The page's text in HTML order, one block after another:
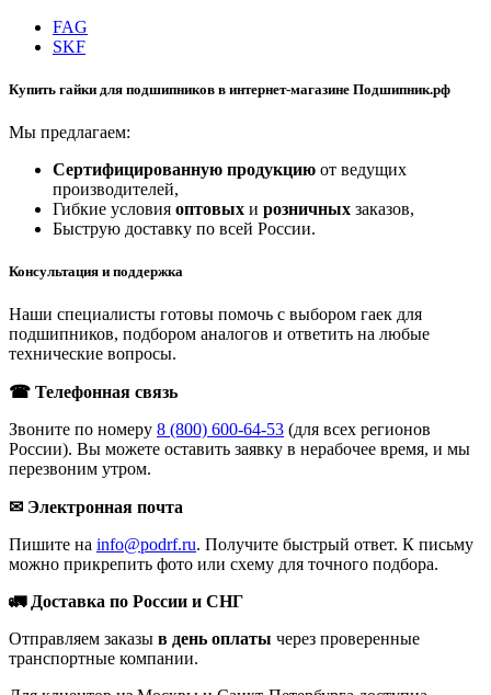
FAG
SKF
Купить гайки для подшипников в интернет-магазине Подшипник.рф
Мы предлагаем:
Сертифицированную продукцию от ведущих
производителей,
Гибкие условия оптовых и розничных заказов,
Быструю доставку по всей России.
Консультация и поддержка
Наши специалисты готовы помочь с выбором гаек для
подшипников, подбором аналогов и ответить на любые
технические вопросы.
☎ Телефонная связь
Звоните по номеру 8 (800) 600-64-53 (для всех регионов
России). Вы можете оставить заявку в нерабочее время, и мы
перезвоним утром.
✉ Электронная почта
Пишите на info@podrf.ru. Получите быстрый ответ. К письму
можно прикрепить фото или схему для точного подбора.
🚛 Доставка по России и СНГ
Отправляем заказы в день оплаты через проверенные
транспортные компании.